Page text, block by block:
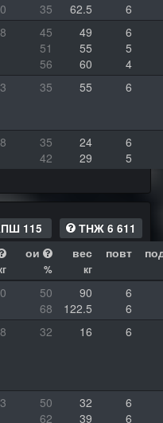
35 62.5
6
45 49
6
51
55
5
56
60
4
35 55 6
35 24
6
42
29 5
115 ТНЖ 6 611
ои
%
вес
кг
повт
50 90
6
68
122.5
6
32 16 6
50 32
6
62
39
6